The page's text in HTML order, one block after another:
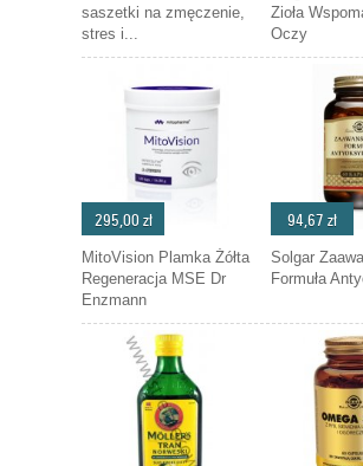
saszetki na zmęczenie,
stres i...
Zioła
Oczy
295,00 zł
MitoVision Plamka Żółta
Regeneracja MSE Dr
Enzmann
94,67 zł
Solgar
Formuła